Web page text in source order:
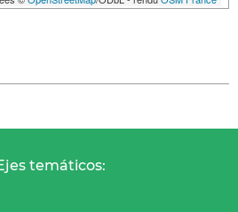
temáticos: